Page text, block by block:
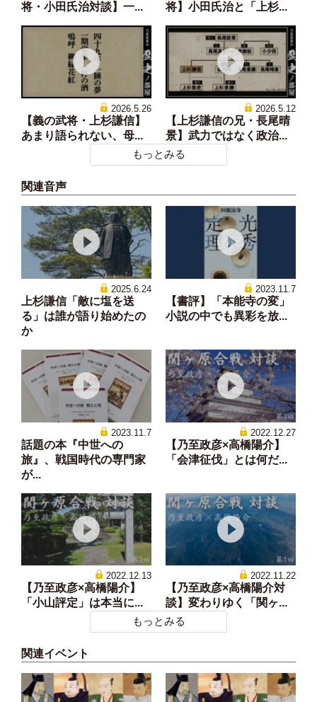
将・小田氏治対談】一...
将】小田氏治と「上杉...
2026.5.26
【義の武将・上杉謙信】
あまり語られない、母...
2026.5.12
【上杉謙信の兄・長尾晴
景】武力ではなく政治...
もっとみる
関連音声
2025.6.24
上杉謙信「敵に塩を送
る」は誰が語り始めたの
か
2023.11.7
【書評】「本能寺の変」
小説の中でも異彩を放...
2023.11.7
話題の本『中世への
旅』、戦国時代の専門家
が...
2022.12.27
【乃至政彦×高橋陽介】
「会津征伐」とは何だ...
2022.12.13
【乃至政彦×高橋陽介】
「小山評定」は本当に...
2022.11.22
【乃至政彦×高橋陽介対
談】変わりゆく「関ヶ...
もっとみる
関連イベント